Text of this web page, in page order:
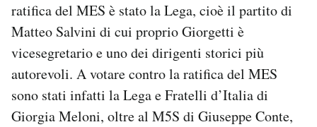
ratifica del MES è stato la Lega, cioè il partito di
Matteo Salvini di cui proprio Giorgetti è
vicesegretario e uno dei dirigenti storici più
autorevoli. A votare contro la ratifica del MES
sono stati infatti la Lega e Fratelli d’Italia di
Giorgia Meloni, oltre al M5S di Giuseppe Conte,